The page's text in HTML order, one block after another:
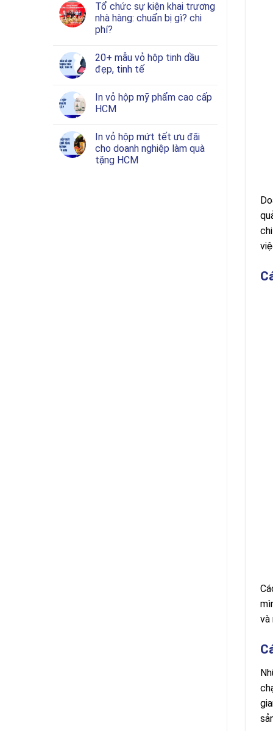
Tổ chức sự kiện khai trương
nhà hàng: chuẩn bị gì? chi
phí?
20+ mẫu vỏ hộp tinh dầu
đẹp, tinh tế
In vỏ hộp mỹ phẩm cao cấp
HCM
In vỏ hộp mứt tết ưu đãi
cho doanh nghiệp làm quà
tặng HCM
và